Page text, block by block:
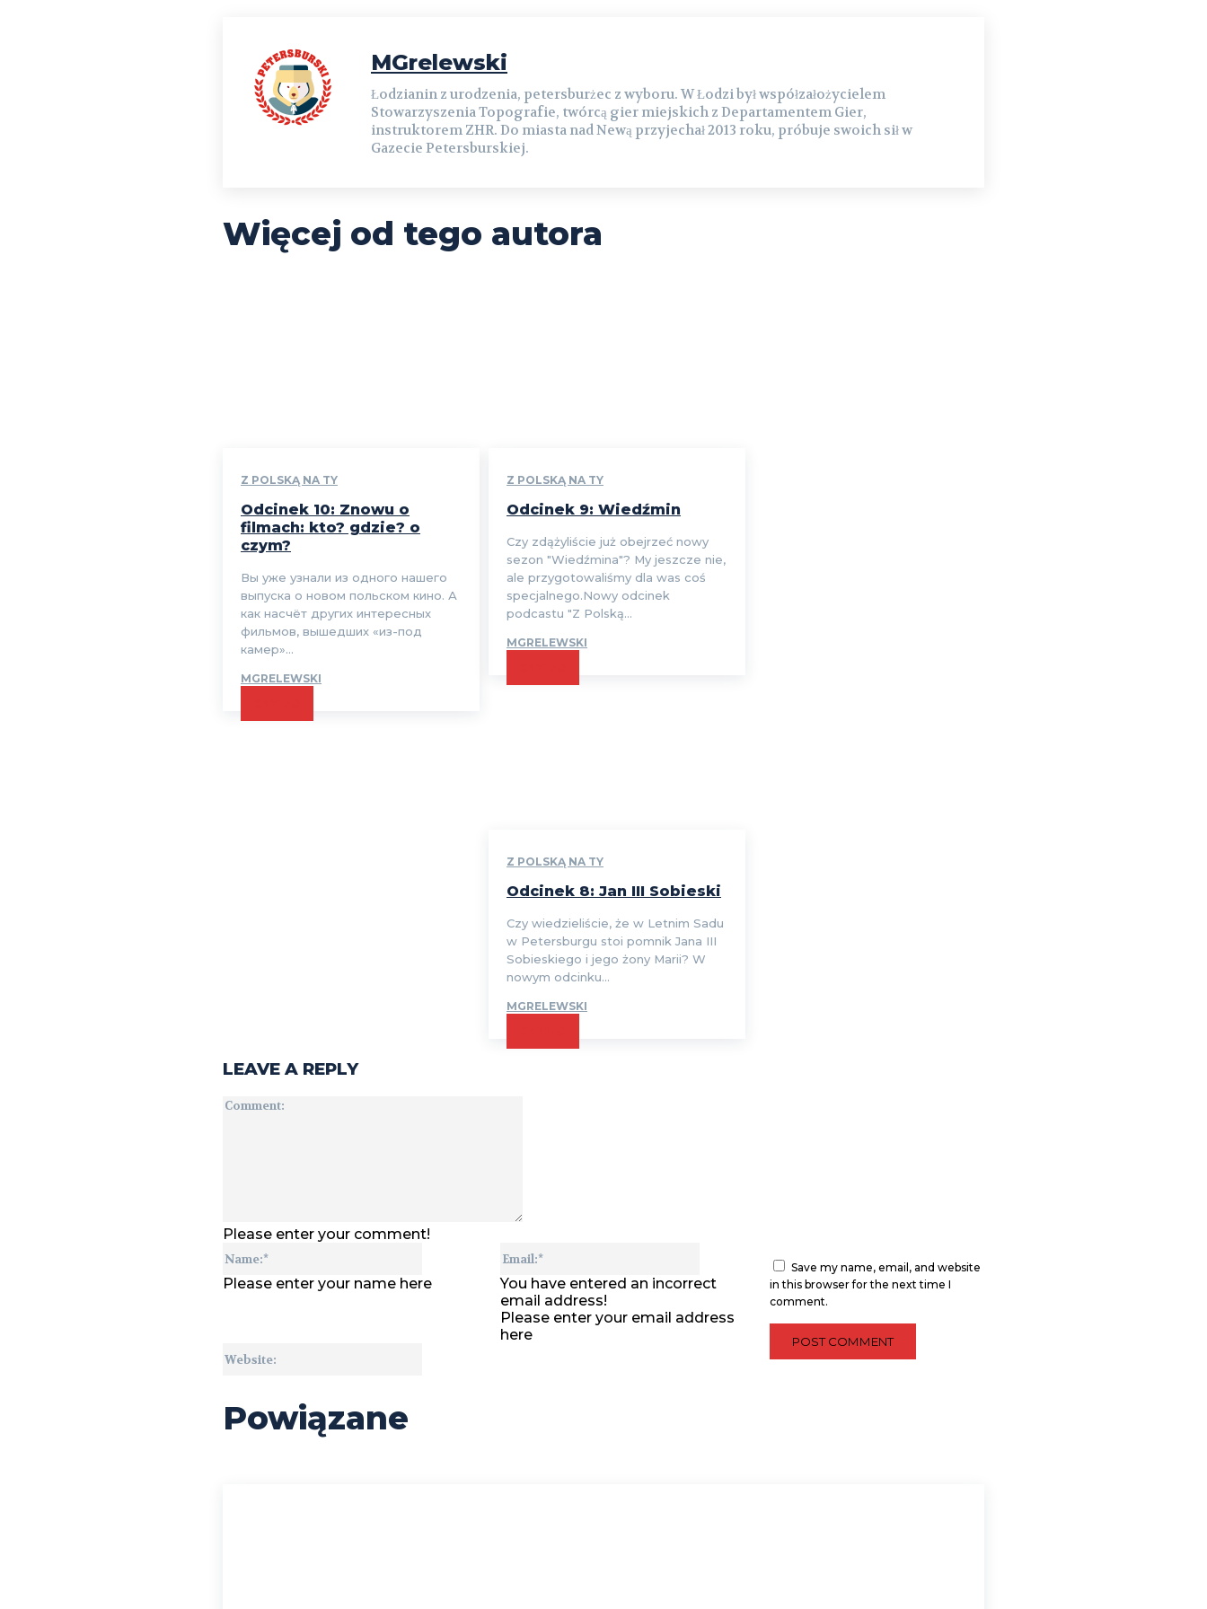
MGrelewski
Łodzianin z urodzenia, petersburżec z wyboru. W Łodzi był współzałożycielem
Stowarzyszenia Topografie, twórcą gier miejskich z Departamentem Gier,
instruktorem ZHR. Do miasta nad Newą przyjechał 2013 roku, próbuje swoich sił w
Gazecie Petersburskiej.
Więcej od tego autora
Z POLSKĄ NA TY
Odcinek 10: Znowu o
filmach: kto? gdzie? o
czym?
Вы уже узнали из одного нашего
выпуска о новом польском кино. А
как насчёт других интересных
фильмов, вышедших «из-под
камер»...
MGRELEWSKI
Z POLSKĄ NA TY
Odcinek 9: Wiedźmin
Czy zdążyliście już obejrzeć nowy
sezon "Wiedźmina"? My jeszcze nie,
ale przygotowaliśmy dla was coś
specjalnego.Nowy odcinek
podcastu "Z Polską...
MGRELEWSKI
Z POLSKĄ NA TY
Odcinek 8: Jan III Sobieski
Czy wiedzieliście, że w Letnim Sadu
w Petersburgu stoi pomnik Jana III
Sobieskiego i jego żony Marii? W
nowym odcinku...
MGRELEWSKI
LEAVE A REPLY
Please enter your comment!
Please enter your name here
You have entered an incorrect
email address!
Please enter your email address
here
Save my name, email, and website
in this browser for the next time I
comment.
Powiązane